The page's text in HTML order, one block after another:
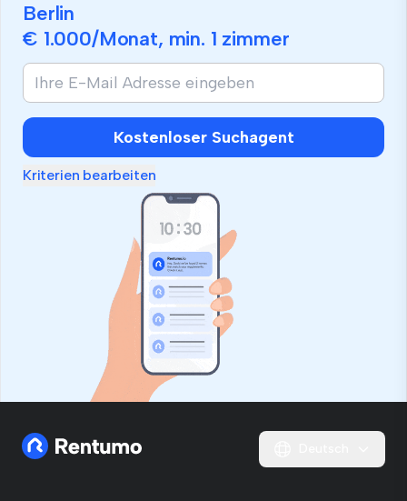
Berlin
€ 1.000/Monat, min. 1 zimmer
Kostenloser Suchagent
Kriterien bearbeiten